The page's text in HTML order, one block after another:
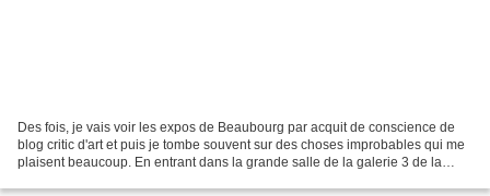
Des fois, je vais voir les expos de Beaubourg par acquit de conscience de
blog critic d'art et puis je tombe souvent sur des choses improbables qui me
plaisent beaucoup. En entrant dans la grande salle de la galerie 3 de la